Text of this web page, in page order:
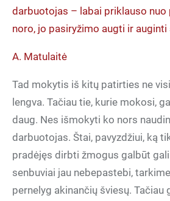
darbuotojas – labai priklauso nuo
noro, jo pasiryžimo augti ir auginti
A. Matulaitė
Tad mokytis iš kitų patirties ne
lengva. Tačiau tie, kurie mokosi,
daug. Nes išmokyti ko nors
darbuotojas. Štai, pavyzdžiui, ką
pradėjęs dirbti žmogus galbūt
senbuviai jau nebepastebi,
pernelyg akinančių šviesų. Tačiau